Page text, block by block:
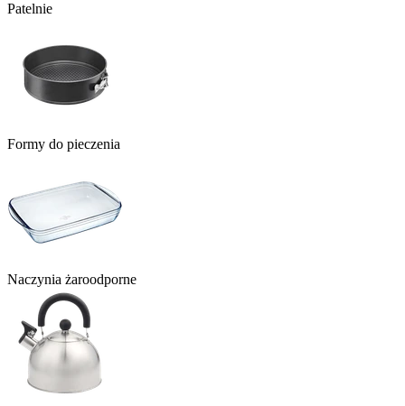
Patelnie
Formy do pieczenia
Naczynia żaroodporne